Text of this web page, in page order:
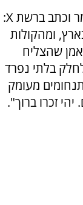
שר התרבות והספורט מיקי זוהר ספד לזמר וכתב ברשת X:
ומהקולות
אמן שהצליח
בלתי נפרד
מעומק
זכרו ברוך".